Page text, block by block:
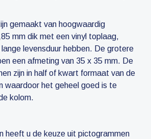
gemaakt van hoogwaardig
mm dik met een vinyl toplaag,
levensduur hebben. De grotere
een afmeting van 35 x 35 mm. De
zijn in half of kwart formaat van de
waardoor het geheel goed is te
kolom.
heeft u de keuze uit pictogrammen